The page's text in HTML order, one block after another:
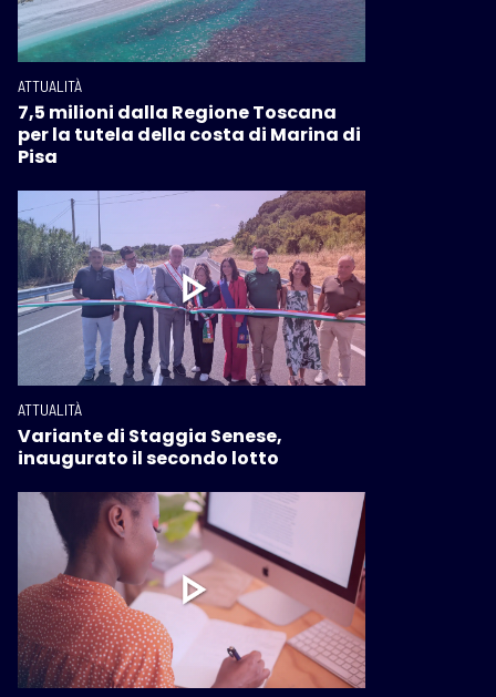
ATTUALITÀ
7,5 milioni dalla Regione Toscana
per la tutela della costa di Marina di
Pisa
ATTUALITÀ
Variante di Staggia Senese,
inaugurato il secondo lotto